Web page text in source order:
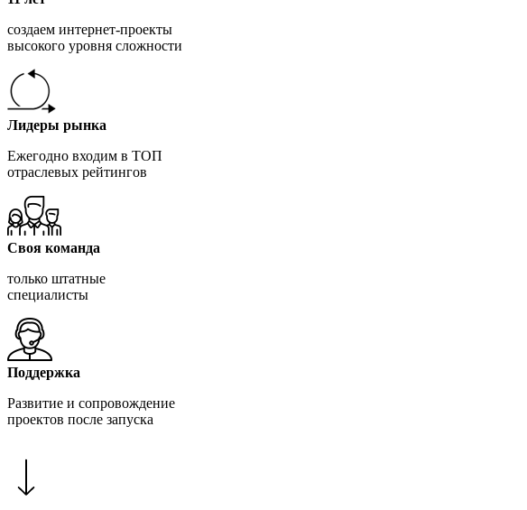
создаем интернет-проекты
высокого уровня сложности
Лидеры рынка
Ежегодно входим в ТОП
отраслевых рейтингов
Своя команда
только штатные
специалисты
Поддержка
Развитие и сопровождение
проектов после запуска